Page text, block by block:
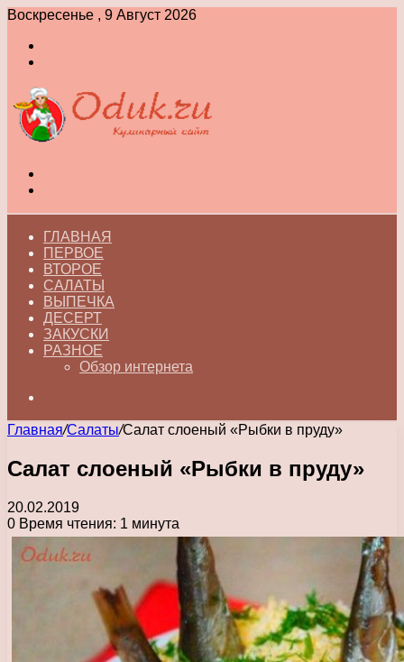
Воскресенье , 9 Август 2026
ГЛАВНАЯ
ПЕРВОЕ
ВТОРОЕ
САЛАТЫ
ВЫПЕЧКА
ДЕСЕРТ
ЗАКУСКИ
РАЗНОЕ
Обзор интернета
Главная/Салаты/Салат слоеный «Рыбки в пруду»
Салат слоеный «Рыбки в пруду»
20.02.2019
0 Время чтения: 1 минута